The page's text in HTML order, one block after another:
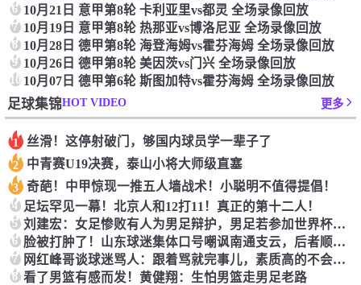
6 10月21日 意甲第8轮 卡利亚里vs都灵 全场录像回放
7 10月19日 意甲第8轮 热那亚vs博洛尼亚 全场录像回放
8 10月28日 德甲第8轮 海登海姆vs霍芬海姆 全场录像回放
9 10月26日 德甲第8轮 美因茨vs门兴 全场录像回放
10 10月07日 德甲第6轮 斯图加特vs霍芬海姆 全场录像回放
足球集锦HOT VIDEO 更多
1 丝滑！这停射破门，够国内球员学一辈子了
2 中青赛U19决赛，泰山小将大师级直塞
3 奇葩！中甲惊现一推五人墙战术！小聪明不值得提倡！
4 足坛罕见一幕！北京人和12打11！真正的第十二人！
5 刘建宏：女足惨败有人为男足辩护，男足若参加世界杯输6个都没事
6 脸被打肿了！山东球迷集体口号嘲讽南通支云，后者顺利保级
7 网红峰哥谈球迷骂人：跟着骂就完事儿，素质高的不会去现场看球
8 看了男篮有感而发！黄健翔：生怕男篮走男足老路